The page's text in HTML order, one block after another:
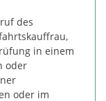
des
in einem
oder
oder im